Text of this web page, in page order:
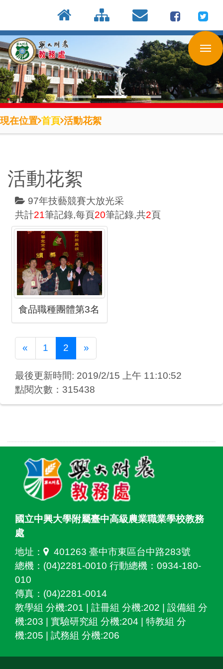
到
主
要
內
容
區
現在位置 首頁 活動花絮
活動花絮
97年技藝競賽大放光采
共計21筆記錄,每頁20筆記錄,共2頁
食品職種團體第3名
« Previous
1 2 »Next
最後更新時間: 2019/2/15 上午 11:10:52
點閱次數：315438
國立中興大學附屬臺中高級農業職業學校教務
處
地址：
401263 臺中市東區台中路283號
總機：(04)2281-0010 行動總機：0934-180-
010
傳真：(04)2281-0014
教學組 分機:201 | 註冊組 分機:202 | 設備組 分
機:203 | 實驗研究組 分機:204 | 特教組 分
機:205 | 試務組 分機:206